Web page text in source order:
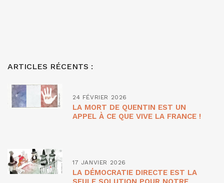
ARTICLES RÉCENTS :
24 FÉVRIER 2026
LA MORT DE QUENTIN EST UN
APPEL À CE QUE VIVE LA FRANCE !
17 JANVIER 2026
LA DÉMOCRATIE DIRECTE EST LA